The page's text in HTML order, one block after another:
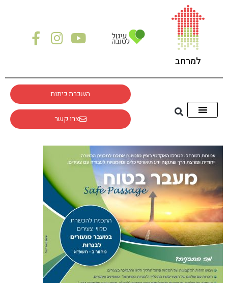
למרחב
השכרת כיתות
צרו קשר